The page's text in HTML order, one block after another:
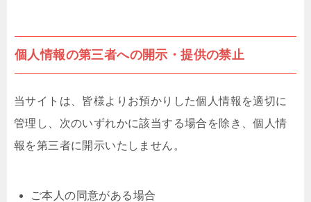
個人情報の第三者への開示・提供の禁止
当サイトは、皆様よりお預かりした個人情報を適切に
管理し、次のいずれかに該当する場合を除き、個人情
報を第三者に開示いたしません。
ご本人の同意がある場合